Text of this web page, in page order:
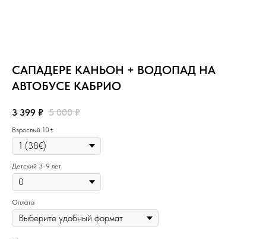
САПАДЕРЕ КАНЬОН + ВОДОПАД НА
АВТОБУСЕ КАБРИО
3 399 ₽ 5 000 ₽
Взрослый 10+
Детский 3-9 лет
Оплата